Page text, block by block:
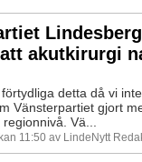
akutkirurgi
förtydliga detta då vi
Vänsterpartiet gjort
Vä...
11:50 av LindeNytt